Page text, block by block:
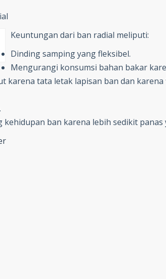
Keuntungan dari ban radial meliputi:
Dinding samping yang fleksibel.
Mengurangi konsumsi bahan bakar
karena tata letak lapisan ban dan
kehidupan ban karena lebih sedikit panas